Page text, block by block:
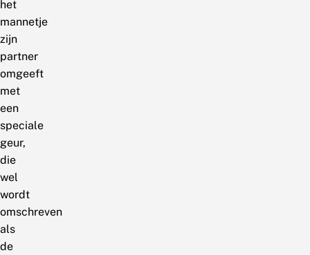
het
mannetje
zijn
partner
omgeeft
met
een
speciale
geur,
die
wel
wordt
omschreven
als
de